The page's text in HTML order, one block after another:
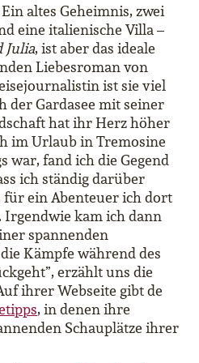
Ein altes Geheimnis, zwei
eine italienische Villa –
Julia, ist aber das ideale
Liebesroman von
ist sie viel
der Gardasee mit seiner
hat ihr Herz höher
im Urlaub in Tremosine
war, fand ich die Gegend
ich ständig darüber
für ein Abenteuer ich dort
kam ich dann
spannenden
Kämpfe während des
erzählt uns die
ihrer Webseite gibt de
, in denen ihre
Schauplätze ihrer